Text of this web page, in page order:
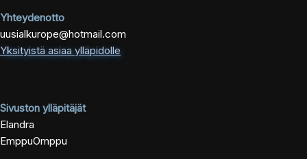
Yhteydenotto
uusialkurope@hotmail.com
Yksityistä asiaa ylläpidolle
Sivuston ylläpitäjät
Elandra
EmppuOmppu